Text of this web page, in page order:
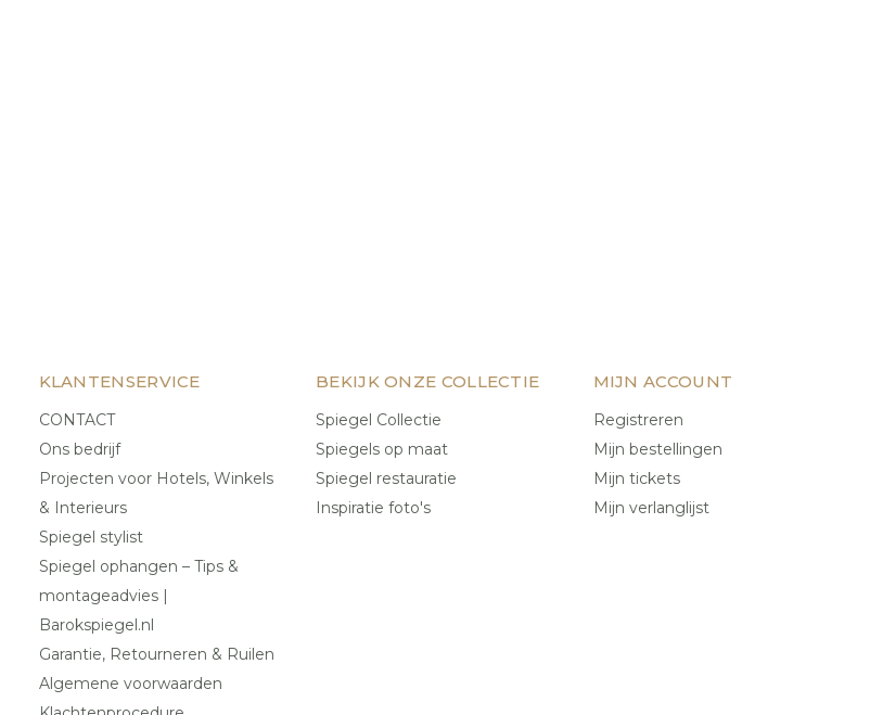
KLANTENSERVICE
CONTACT
Ons bedrijf
Projecten voor Hotels, Winkels
& Interieurs
Spiegel stylist
Spiegel ophangen – Tips &
montageadvies |
Barokspiegel.nl
Garantie, Retourneren & Ruilen
Algemene voorwaarden
BEKIJK ONZE COLLECTIE
Spiegel Collectie
Spiegels op maat
Spiegel restauratie
Inspiratie foto's
MIJN ACCOUNT
Registreren
Mijn bestellingen
Mijn tickets
Mijn verlanglijst